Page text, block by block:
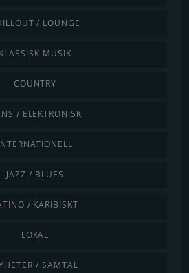
/ LOUNGE
KLASSISK MUSIK
COUNTRY
/ ELEKTRONISK
JAZZ / BLUES
/ KARIBISKT
LOKAL
/ SAMTAL